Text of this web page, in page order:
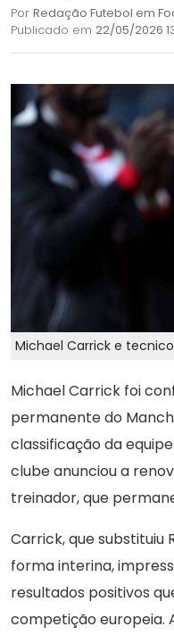
Por Redação Futebol em
Publicado em 22/05/2026
Michael Carrick e
Michael Carrick foi
permanente do
classificação da
clube anunciou a
treinador, que
Carrick, que substituiu
forma interina,
resultados positivos
competição europeia.